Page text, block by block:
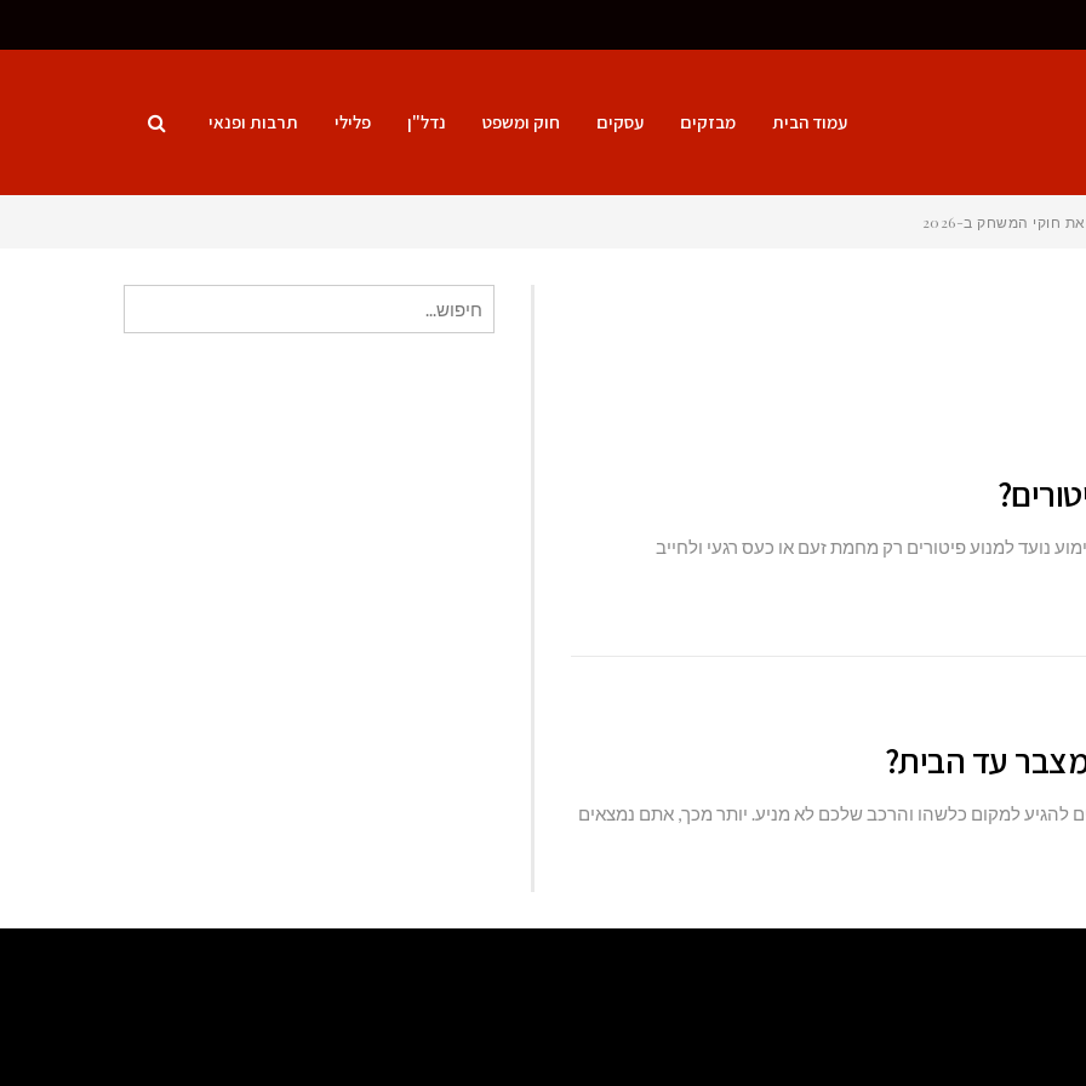
עמוד הבית מבזקים עסקים חוק ומשפט נדל"ן פלילי תרבות ופנאי
המשחק ב-2026
נועד למנוע פיטורים רק מחמת זעם או כעס רגעי ולחייב
עד הבית?
למקום כלשהו והרכב שלכם לא מניע. יותר מכך, אתם נמצאים
עבור: